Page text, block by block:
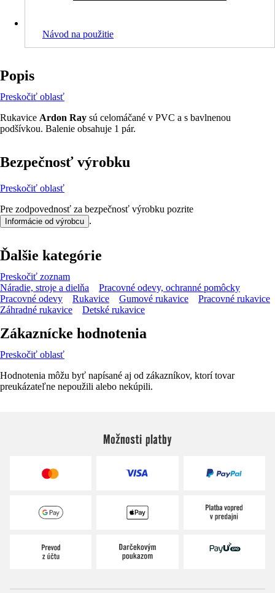
Návod na použitie
Popis
Preskočiť oblasť
Rukavice Ardon Ray sú celomáčané v PVC a s bavlnenou
podšívkou. Balenie obsahuje 1 pár.
Bezpečnosť výrobku
Preskočiť oblasť
Pre zodpovednosť za bezpečnosť výrobku pozrite
Informácie od výrobcu .
Ďalšie kategórie
Preskočiť zoznam
Náradie, stroje a dielňa
Pracovné odevy, ochranné pomôcky
Pracovné odevy
Rukavice Gumové rukavice
Pracovné rukavice
Záhradné rukavice
Detské rukavice
Zákaznícke hodnotenia
Preskočiť oblasť
Hodnotenia môžu byť napísané aj od zákazníkov, ktorí tovar
preukázateľne nepoužili alebo nekúpili.
Možnosti platby